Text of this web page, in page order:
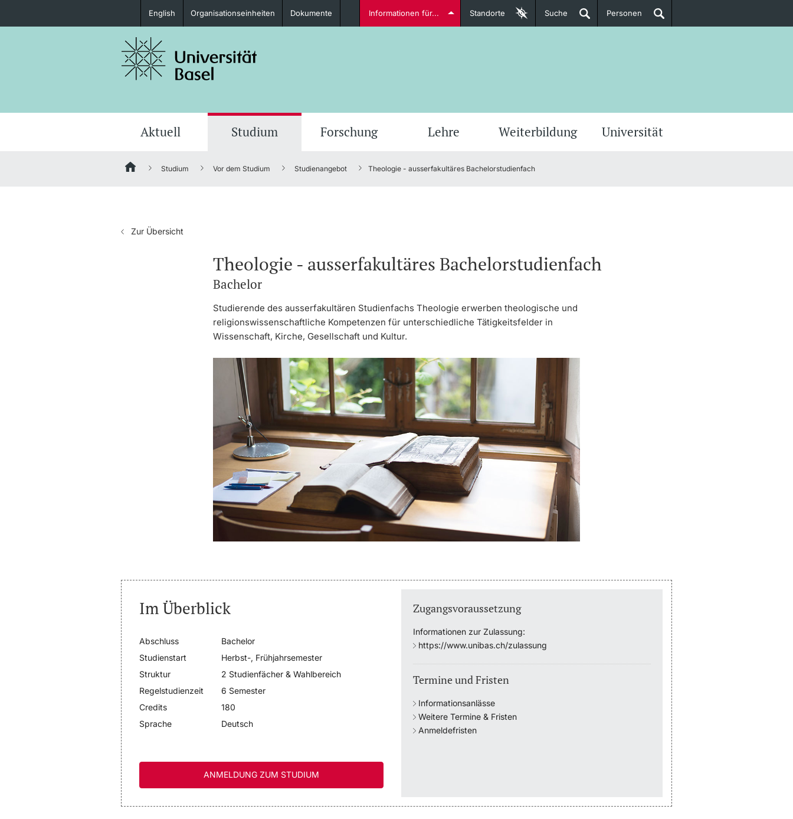
Studieninteressierte
Fördernde & Alumni Dozierende
English Organisationseinheiten Dokumente Informationen für... Standorte Suche Personen
Aktuell Studium Forschung Lehre Weiterbildung Universität
Studium Vor dem Studium Studienangebot Theologie - ausserfakultäres Bachelorstudienfach
Zur Übersicht
Theologie - ausserfakultäres Bachelorstudienfach
Bachelor
Studierende des ausserfakultären Studienfachs Theologie erwerben theologische und
religionswissenschaftliche Kompetenzen für unterschiedliche Tätigkeitsfelder in
Wissenschaft, Kirche, Gesellschaft und Kultur.
Im Überblick
Abschluss
Bachelor
Studienstart
Herbst-, Frühjahrsemester
Struktur
2 Studienfächer & Wahlbereich
Regelstudienzeit
6 Semester
Credits
180
Sprache
Deutsch
ANMELDUNG ZUM STUDIUM
Zugangsvoraussetzung
Informationen zur Zulassung:
https://www.unibas.ch/zulassung
Termine und Fristen
Informationsanlässe
Weitere Termine & Fristen
Anmeldefristen